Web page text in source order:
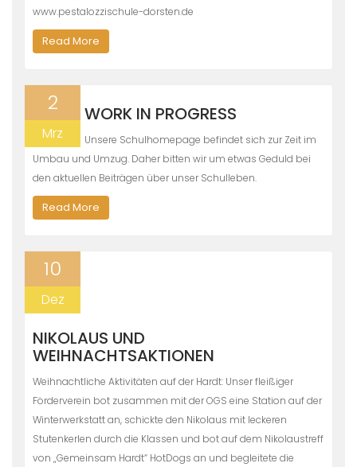
www.pestalozzischule-dorsten.de
Read More
2
Mrz
WORK IN PROGRESS
Unsere Schulhomepage befindet sich zur Zeit im
Umbau und Umzug. Daher bitten wir um etwas Geduld bei
den aktuellen Beiträgen über unser Schulleben.
Read More
10
Dez
NIKOLAUS UND
WEIHNACHTSAKTIONEN
Weihnachtliche Aktivitäten auf der Hardt: Unser fleißiger
Förderverein bot zusammen mit der OGS eine Station auf der
Winterwerkstatt an, schickte den Nikolaus mit leckeren
Stutenkerlen durch die Klassen und bot auf dem Nikolaustreff
von „Gemeinsam Hardt“ HotDogs an und begleitete die